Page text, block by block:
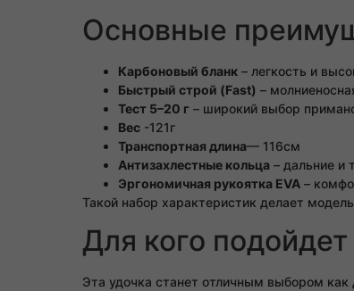
Основные
Карбоновый бланк – легкость и
Быстрый строй (Fast) –
Тест 5–20 г – широкий выбор
Вес -121г
Транспортная длина— 116см
Антизахлестные кольца – дальние и
Эргономичная рукоятка EVA –
Такой набор характеристик делает
Для кого
Эта удочка станет отличным выбором